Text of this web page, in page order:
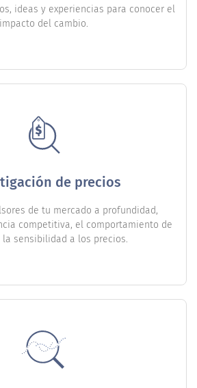
ideas y experiencias para conocer el
impacto del cambio.
de precios
de tu mercado a profundidad,
competitiva, el comportamiento de
la sensibilidad a los precios.